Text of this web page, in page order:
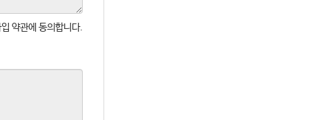
약관에 동의합니다.